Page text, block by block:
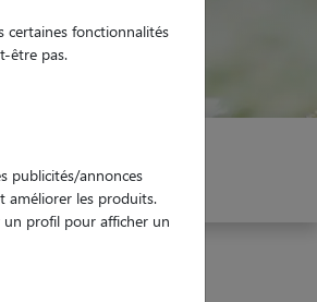
certaines fonctionnalités
être pas.
publicités/annonces
améliorer les produits.
un profil pour afficher un